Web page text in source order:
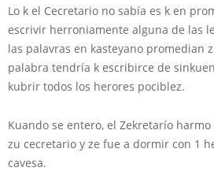
Lo k el Cecretario no sabía es k en
escrivir herroniamente alguna de las
las palavras en kasteyano promedian
palabra tendría k escribirce de
kubrir todos los herores pociblez.
Kuando se entero, el Zekretarío
zu cecretario y ze fue a dormir con 1
cavesa.